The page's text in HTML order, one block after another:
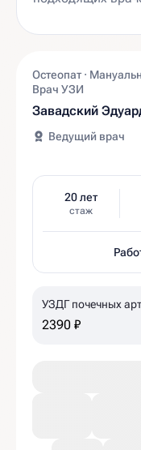
Остеопат ·
Врач УЗИ
Завадский
Ведущий врач
20 лет
стаж
УЗДГ почечных
2390 ₽